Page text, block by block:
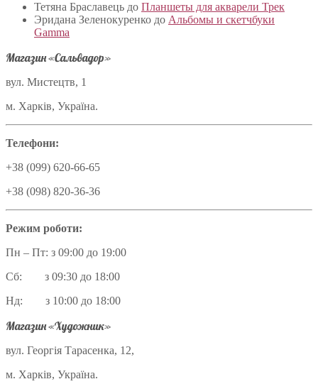
Тетяна Браславець до Планшеты для акварели Трек
Эридана Зеленокуренко до Альбомы и скетчбуки
Gamma
Магазин «Сальвадор»
вул. Мистецтв, 1
м. Харків, Україна.
Телефони:
+38 (099) 620-66-65
+38 (098) 820-36-36
Режим роботи:
Пн – Пт: з 09:00 до 19:00
Сб: з 09:30 до 18:00
Нд: з 10:00 до 18:00
Магазин «Художник»
вул. Георгія Тарасенка, 12,
м. Харків, Україна.